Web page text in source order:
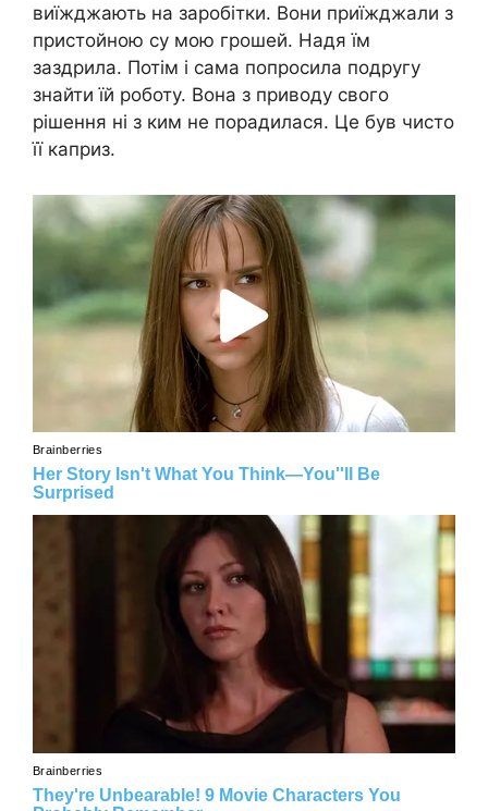
виїжджають на заробітки. Вони приїжджали з
пристойною су мою грошей. Надя їм
заздрила. Потім і сама попросила подругу
знайти їй роботу. Вона з приводу свого
рішення ні з ким не порадилася. Це був чисто
її каприз.